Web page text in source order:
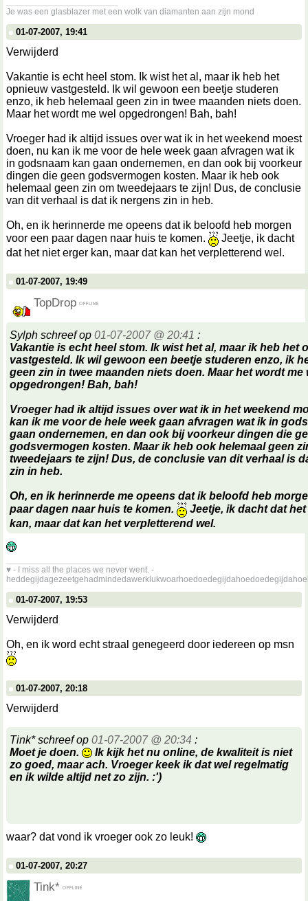
Je was een glasblazer met een wolk van diamanten aan zijn mond
01-07-2007, 19:41
Verwijderd
Vakantie is echt heel stom. Ik wist het al, maar ik heb het
opnieuw vastgesteld. Ik wil gewoon een beetje studeren
enzo, ik heb helemaal geen zin in twee maanden niets doen.
Maar het wordt me wel opgedrongen! Bah, bah!
Vroeger had ik altijd issues over wat ik in het weekend moest
doen, nu kan ik me voor de hele week gaan afvragen wat ik
in godsnaam kan gaan ondernemen, en dan ook bij voorkeur
dingen die geen godsvermogen kosten. Maar ik heb ook
helemaal geen zin om tweedejaars te zijn! Dus, de conclusie
van dit verhaal is dat ik nergens zin in heb.
Oh, en ik herinnerde me opeens dat ik beloofd heb morgen
voor een paar dagen naar huis te komen.
Jeetje, ik dacht
dat het niet erger kan, maar dat kan het verpletterend wel.
01-07-2007, 19:49
TopDrop
Sylph schreef op 01-07-2007 @ 20:41 :
Vakantie is echt heel stom. Ik wist het al, maar ik heb het
vastgesteld. Ik wil gewoon een beetje studeren enzo, ik
geen zin in twee maanden niets doen. Maar het wordt me
opgedrongen! Bah, bah!
Vroeger had ik altijd issues over wat ik in het weekend
kan ik me voor de hele week gaan afvragen wat ik in
gaan ondernemen, en dan ook bij voorkeur dingen die
godsvermogen kosten. Maar ik heb ook helemaal geen
tweedejaars te zijn! Dus, de conclusie van dit verhaal is
zin in heb.
Oh, en ik herinnerde me opeens dat ik beloofd heb
paar dagen naar huis te komen.
Jeetje, ik dacht dat
kan, maar dat kan het verpletterend wel.
♥ - I miss all the places we never went. -
01-07-2007, 19:53
Verwijderd
Oh, en ik word echt straal genegeerd door iedereen op msn
01-07-2007, 20:18
Verwijderd
Tink* schreef op 01-07-2007 @ 20:34 :
Moet je doen.
Ik kijk het nu online, de kwaliteit is niet
zo goed, maar ach. Vroeger keek ik dat wel regelmatig
en ik wilde altijd net zo zijn. :')
waar? dat vond ik vroeger ook zo leuk!
01-07-2007, 20:27
Tink*